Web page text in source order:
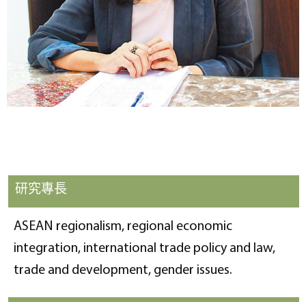
研究專長
ASEAN regionalism, regional economic
integration, international trade policy and law,
trade and development, gender issues.